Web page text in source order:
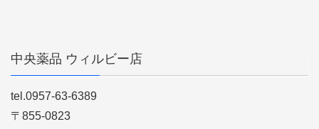
中央薬品 ウィルビー店
tel.0957-63-6389
〒855-0823